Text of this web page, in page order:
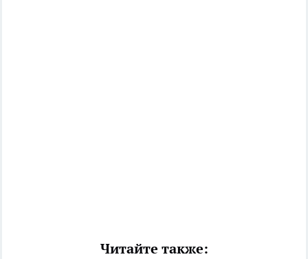
Читайте также: